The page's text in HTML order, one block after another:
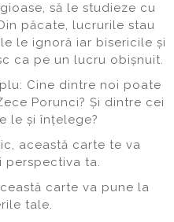
să le studieze cu
păcate, lucrurile stau
le ignoră iar bisericile și
ca pe un lucru obișnuit.
Cine dintre noi poate
Porunci? Și dintre cei
le și înțelege?
această carte te va
perspectiva ta.
carte va pune la
tale.